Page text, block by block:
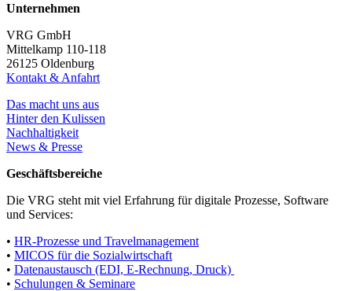
Unternehmen
VRG GmbH
Mittelkamp 110-118
26125 Oldenburg
Kontakt & Anfahrt
Das macht uns aus
Hinter den Kulissen
Nachhaltigkeit
News & Presse
Geschäftsbereiche
Die VRG steht mit viel Erfahrung für digitale Prozesse, Software
und Services:
• HR-Prozesse und Travelmanagement
• MICOS für die Sozialwirtschaft
• Datenaustausch (EDI, E-Rechnung, Druck)
• Schulungen & Seminare